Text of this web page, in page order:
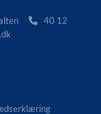
40 12